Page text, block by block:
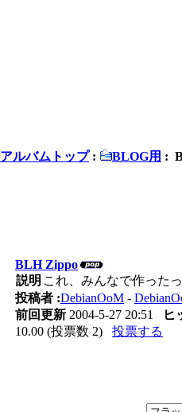
アルバムトップ: BLOG用 :
BLH Zippo
説明 これ、みんなで作った
投稿者 :DebianOoM -
前回更新 2004-5-27 20:51
ヒ
10.00 (投票数 2) 投票する